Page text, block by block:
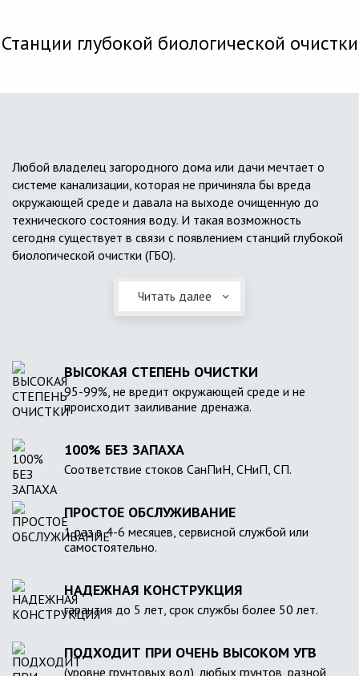
Станции глубокой биологической очистки
Любой владелец загородного дома или дачи мечтает о
системе канализации, которая не причиняла бы вреда
окружающей среде и давала на выходе очищенную до
технического состояния воду. И такая возможность
сегодня существует в связи с появлением станций глубокой
биологической очистки (ГБО).
Читать далее
ВЫСОКАЯ СТЕПЕНЬ ОЧИСТКИ
95-99%, не вредит окружающей среде и не
происходит заиливание дренажа.
100% БЕЗ ЗАПАХА
Соответствие стоков СанПиН, СНиП, СП.
ПРОСТОЕ ОБСЛУЖИВАНИЕ
1 раз в 4-6 месяцев, сервисной службой или
самостоятельно.
НАДЕЖНАЯ КОНСТРУКЦИЯ
гарантия до 5 лет, срок службы более 50 лет.
ПОДХОДИТ ПРИ ОЧЕНЬ ВЫСОКОМ УГВ
(уровне грунтовых вод), любых грунтов, разной